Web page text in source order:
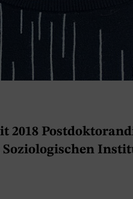
2018
Soziologischen